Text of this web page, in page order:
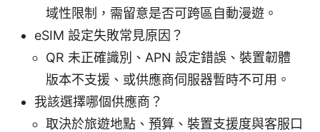
域性限制，需留意是否可跨區自動漫遊。
eSIM 設定失敗常見原因？
QR 未正確識別、APN 設定錯誤、裝置韌體
版本不支援、或供應商伺服器暫時不可用。
我該選擇哪個供應商？
取決於旅遊地點、預算、裝置支援度與客服口